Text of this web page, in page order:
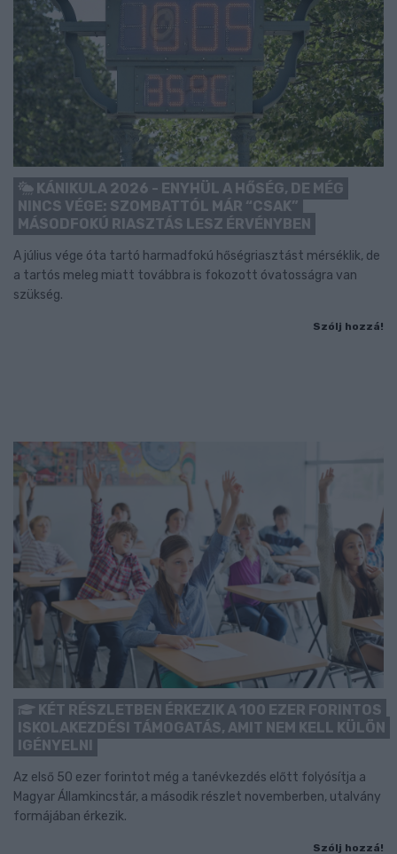
KÁNIKULA 2026 - ENYHÜL A HŐSÉG, DE MÉG
NINCS VÉGE: SZOMBATTÓL MÁR “CSAK”
MÁSODFOKÚ RIASZTÁS LESZ ÉRVÉNYBEN
A július vége óta tartó harmadfokú hőségriasztást mérséklik, de
a tartós meleg miatt továbbra is fokozott óvatosságra van
szükség.
Szólj hozzá!
KÉT RÉSZLETBEN ÉRKEZIK A 100 EZER FORINTOS
ISKOLAKEZDÉSI TÁMOGATÁS, AMIT NEM KELL KÜLÖN
IGÉNYELNI
Az első 50 ezer forintot még a tanévkezdés előtt folyósítja a
Magyar Államkincstár, a második részlet novemberben, utalvány
formájában érkezik.
Szólj hozzá!